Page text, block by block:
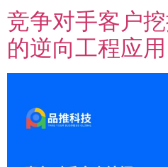
竞争对手客户
的逆向工程应用